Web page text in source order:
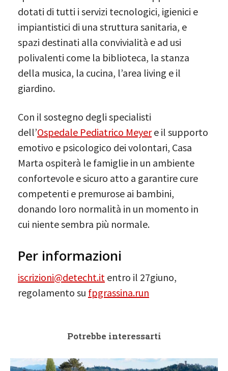
dotati di tutti i servizi tecnologici, igienici e
impiantistici di una struttura sanitaria, e
spazi destinati alla convivialità e ad usi
polivalenti come la biblioteca, la stanza
della musica, la cucina, l’area living e il
giardino.
Con il sostegno degli specialisti
dell’Ospedale Pediatrico Meyere il supporto
emotivo e psicologico dei volontari, Casa
Marta ospiterà le famiglie in un ambiente
confortevole e sicuro atto a garantire cure
competenti e premurose ai bambini,
donando loro normalità in un momento in
cui niente sembra più normale.
Per informazioni
iscrizioni@detecht.it entro il 27giuno,
regolamento su fpgrassina.run
Potrebbe interessarti